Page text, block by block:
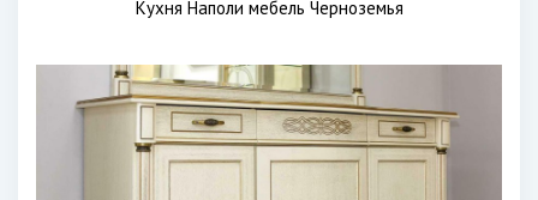
Кухня Наполи мебель Черноземья